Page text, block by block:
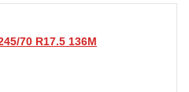
70 R17.5 136M